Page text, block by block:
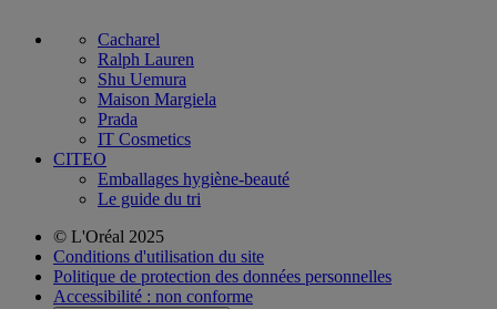
Cacharel
Ralph Lauren
Shu Uemura
Maison Margiela
Prada
IT Cosmetics
CITEO
Emballages hygiène-beauté
Le guide du tri
© L'Oréal 2025
Conditions d'utilisation du site
Politique de protection des données personnelles
Accessibilité : non conforme